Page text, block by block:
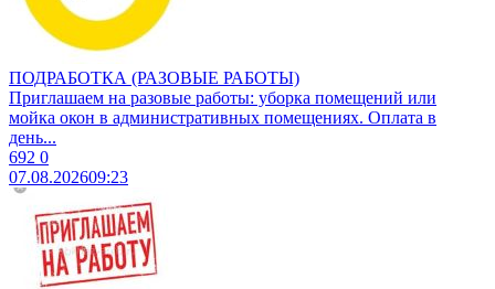
ПОДРАБОТКА (РАЗОВЫЕ РАБОТЫ)
Приглашаем на разовые работы: уборка помещений или
мойка окон в административных помещениях. Оплата в
день...
692 0
07.08.202609:23